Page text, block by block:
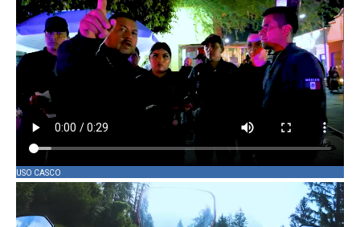
USO CASCO